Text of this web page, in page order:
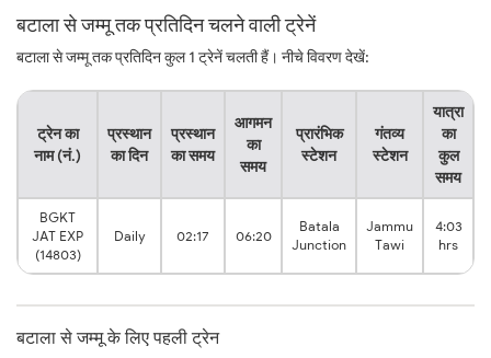
बटाला से जम्मू तक प्रतिदिन चलने वाली ट्रेनें
बटाला से जम्मू तक प्रतिदिन कुल 1 ट्रेनें चलती हैं। नीचे विवरण देखें:
ट्रेन का
नाम (नं.)
प्रस्थान
का दिन
प्रस्थान
का समय
आगमन
का
समय
प्रारंभिक
स्टेशन
गंतव्य
स्टेशन
यात्रा
का
कुल
समय
BGKT
JAT EXP
(14803)
Daily 02:17 06:20
Batala
Junction
Jammu
Tawi
4:03
hrs
बटाला से जम्मू के लिए पहली ट्रेन